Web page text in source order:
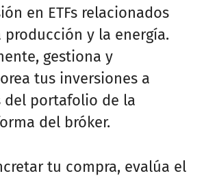
en ETFs relacionados
producción y la energía.
gestiona y
tus inversiones a
del portafolio de la
del bróker.
tu compra, evalúa el